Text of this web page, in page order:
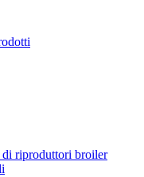
di riproduttori broiler